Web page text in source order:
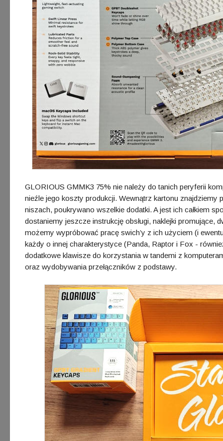
GLORIOUS GMMK3 75% nie należy do tanich peryferii
nieźle jego koszty produkcji. Wewnątrz kartonu
niszach, poukrywano wszelkie dodatki. A jest ich całkiem
dostaniemy jeszcze instrukcję obsługi, naklejki
możemy wypróbować pracę swich’y z ich użyciem (i
każdy o innej charakterystyce (Panda, Raptor i Fox -
dodatkowe klawisze do korzystania w tandemi z
oraz wydobywania przełączników z podstawy.